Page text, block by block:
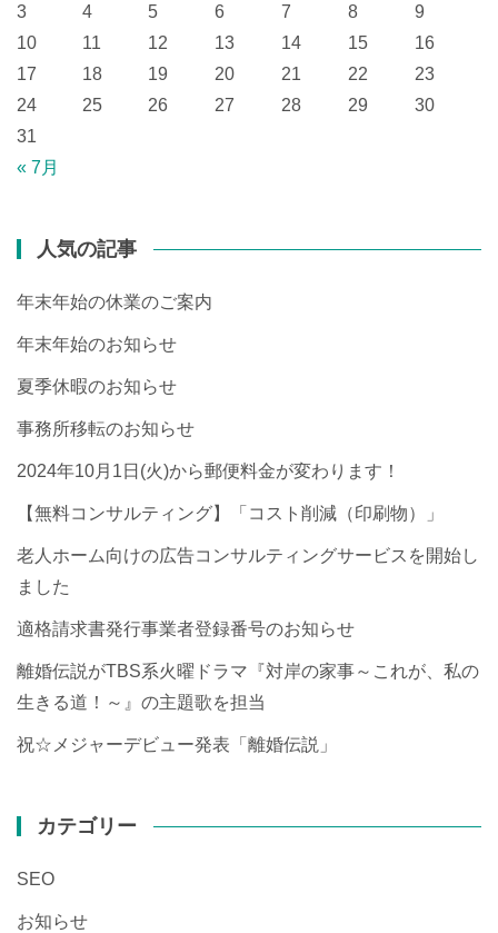
« 7月
3
4 5 6 7 8
9
10
11 12 13 14 15
16
17
18 19 20 21 22
23
24
25 26 27 28 29
30
31
人気の記事
年末年始の休業のご案内
年末年始のお知らせ
夏季休暇のお知らせ
事務所移転のお知らせ
2024年10月1日(火)から郵便料金が変わります！
【無料コンサルティング】「コスト削減（印刷物）」
老人ホーム向けの広告コンサルティングサービスを開始し
ました
適格請求書発行事業者登録番号のお知らせ
離婚伝説がTBS系火曜ドラマ『対岸の家事～これが、私の
生きる道！～』の主題歌を担当
祝☆メジャーデビュー発表「離婚伝説」
カテゴリー
SEO
お知らせ